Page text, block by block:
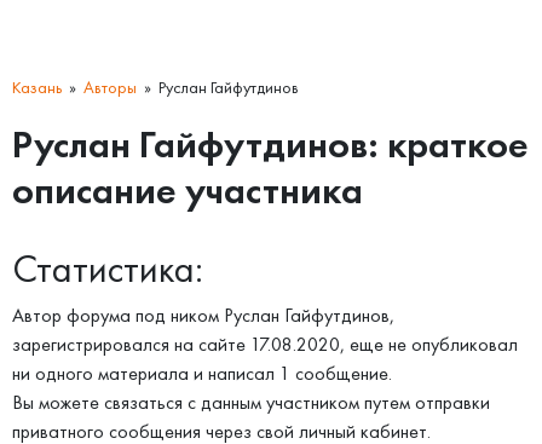
Казань Авторы Руслан Гайфутдинов
Руслан Гайфутдинов: краткое
описание участника
Статистика:
Автор форума под ником Руслан Гайфутдинов,
зарегистрировался на сайте 17.08.2020, еще не опубликовал
ни одного материала и написал 1 сообщение.
Вы можете связаться с данным участником путем отправки
приватного сообщения через свой личный кабинет.